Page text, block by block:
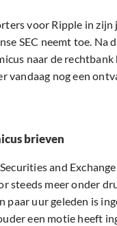
voor Ripple in
SEC neemt toe. Na
naar de
vandaag nog een
brieven
and
steeds meer onder
paar uur geleden is
een motie heeft